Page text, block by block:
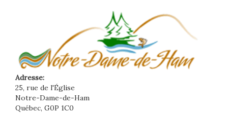
Adresse:
25, rue de l'Église
Notre-Dame-de-Ham
Québec, G0P 1C0